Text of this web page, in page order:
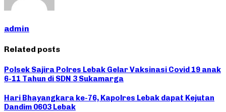
admin
Related posts
Polsek Sajira Polres Lebak Gelar Vaksinasi Covid 19 anak
6-11 Tahun di SDN 3 Sukamarga
Hari Bhayangkara ke-76, Kapolres Lebak dapat Kejutan
Dandim 0603 Lebak